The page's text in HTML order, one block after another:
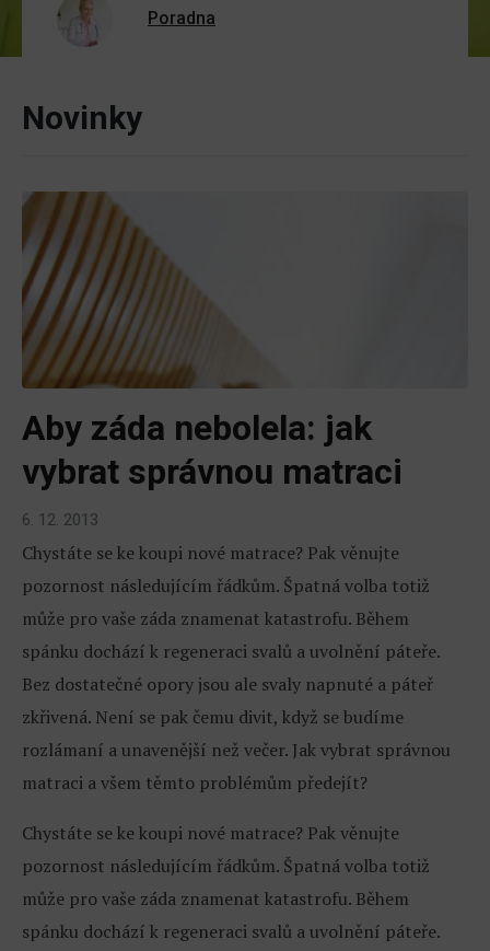
Poradna
Novinky
Aby záda nebolela: jak
vybrat správnou matraci
6. 12. 2013
Chystáte se ke koupi nové matrace? Pak věnujte
pozornost následujícím řádkům. Špatná volba totiž
může pro vaše záda znamenat katastrofu. Během
spánku dochází k regeneraci svalů a uvolnění páteře.
Bez dostatečné opory jsou ale svaly napnuté a páteř
zkřivená. Není se pak čemu divit, když se budíme
rozlámaní a unavenější než večer. Jak vybrat správnou
matraci a všem těmto problémům předejít?
Chystáte se ke koupi nové matrace? Pak věnujte
pozornost následujícím řádkům. Špatná volba totiž
může pro vaše záda znamenat katastrofu. Během
spánku dochází k regeneraci svalů a uvolnění páteře.